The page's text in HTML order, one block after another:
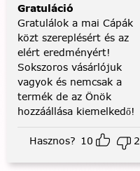
Gratuláció
Gratulálok a mai Cápák
közt szereplésért és az
elért eredményért!
Sokszoros vásárlójuk
vagyok és nemcsak a
termék de az Önök
hozzáállása kiemelkedő!
Hasznos? 10 2